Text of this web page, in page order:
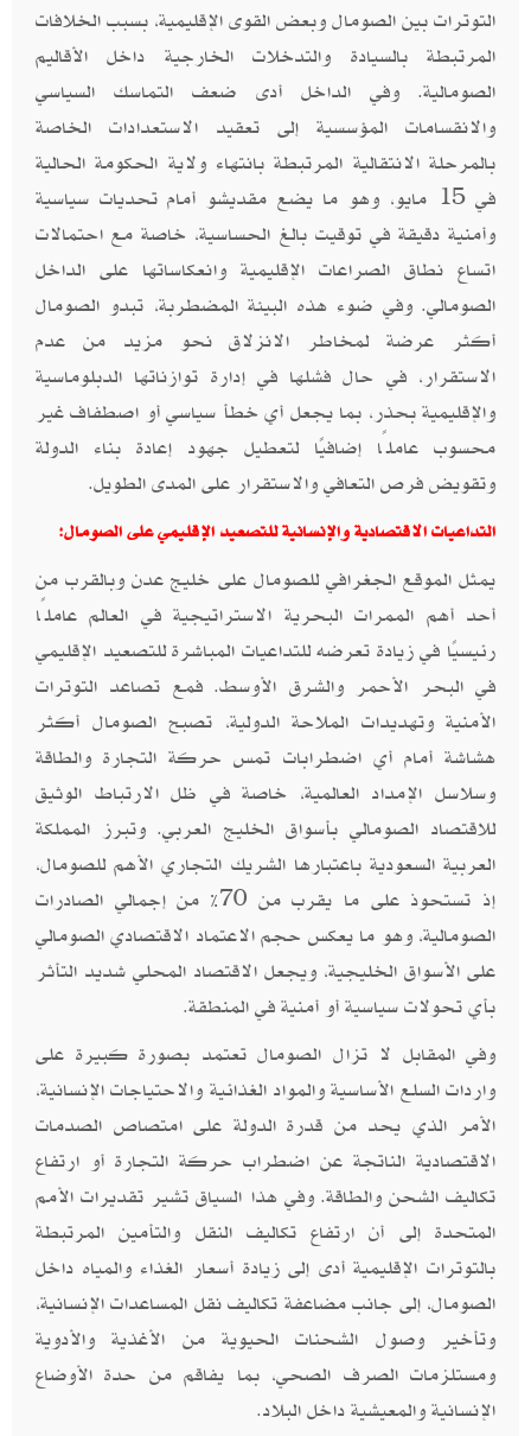
التوترات بين الصومال وبعض القوى الإقليمية، بسبب الخلافات
المرتبطة بالسيادة والتدخلات الخارجية داخل الأقاليم
الصومالية. وفي الداخل أدى ضعف التماسك السياسي
والانقسامات المؤسسية إلى تعقيد الاستعدادات الخاصة
بالمرحلة الانتقالية المرتبطة بانتهاء ولاية الحكومة الحالية
في 15 مايو، وهو ما يضع مقديشو أمام تحديات سياسية
وأمنية دقيقة في توقيت بالغ الحساسية، خاصة مع احتمالات
اتساع نطاق الصراعات الإقليمية وانعكاساتها على الداخل
الصومالي. وفي ضوء هذه البيئة المضطربة، تبدو الصومال
أكثر عرضة لمخاطر الانزلاق نحو مزيد من عدم
الاستقرار، في حال فشلها في إدارة توازناتها الدبلوماسية
والإقليمية بحذر، بما يجعل أي خطأ سياسي أو اصطفاف غير
محسوب عاملًا إضافيًا لتعطيل جهود إعادة بناء الدولة
وتقويض فرص التعافي والاستقرار على المدى الطويل.
التداعيات الاقتصادية والإنسانية للتصعيد الإقليمي على الصومال:
يمثل الموقع الجغرافي للصومال على خليج عدن وبالقرب من
أحد أهم الممرات البحرية الاستراتيجية في العالم عاملًا
رئيسيًا في زيادة تعرضه للتداعيات المباشرة للتصعيد الإقليمي
في البحر الأحمر والشرق الأوسط. فمع تصاعد التوترات
الأمنية وتهديدات الملاحة الدولية، تصبح الصومال أكثر
هشاشة أمام أي اضطرابات تمس حركة التجارة والطاقة
وسلاسل الإمداد العالمية، خاصة في ظل الارتباط الوثيق
للاقتصاد الصومالي بأسواق الخليج العربي. وتبرز المملكة
العربية السعودية باعتبارها الشريك التجاري الأهم للصومال،
إذ تستحوذ على ما يقرب من 70% من إجمالي الصادرات
الصومالية، وهو ما يعكس حجم الاعتماد الاقتصادي الصومالي
على الأسواق الخليجية، ويجعل الاقتصاد المحلي شديد التأثر
بأي تحولات سياسية أو أمنية في المنطقة.
وفي المقابل لا تزال الصومال تعتمد بصورة كبيرة على
واردات السلع الأساسية والمواد الغذائية والاحتياجات الإنسانية،
الأمر الذي يحد من قدرة الدولة على امتصاص الصدمات
الاقتصادية الناتجة عن اضطراب حركة التجارة أو ارتفاع
تكاليف الشحن والطاقة. وفي هذا السياق تشير تقديرات الأمم
المتحدة إلى أن ارتفاع تكاليف النقل والتأمين المرتبطة
بالتوترات الإقليمية أدى إلى زيادة أسعار الغذاء والمياه داخل
الصومال، إلى جانب مضاعفة تكاليف نقل المساعدات الإنسانية،
وتأخير وصول الشحنات الحيوية من الأغذية والأدوية
ومستلزمات الصرف الصحي، بما يفاقم من حدة الأوضاع
الإنسانية والمعيشية داخل البلاد.